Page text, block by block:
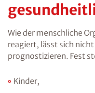
Wie der menschliche
reagiert, lässt sich
prognostizieren. Fest
Kinder,